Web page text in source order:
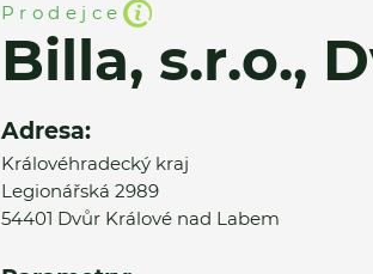
Prodejce
Billa, s.r.o.,
Adresa:
Královéhradecký kraj
Legionářská 2989
54401 Dvůr Králové nad Labem